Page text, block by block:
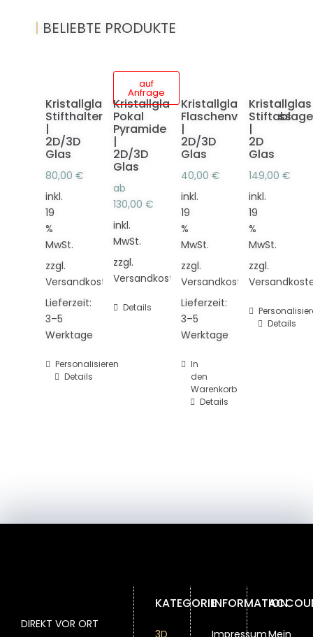
| BELIEBTE PRODUKTE
Kristallglas
Stifthalter
|
2D/3D
Glas
80,00 €
inkl.
19
%
MwSt.
zzgl.
Versandkosten
Lieferzeit:
3–5
Werktage
Personalisieren
Details
auf
Anfrage
Kristallglas
Pokal
Pyramide
|
2D/3D
Glas
ab
130,00 €
inkl.
MwSt.
zzgl.
Versandkosten
Details
Kristallglas
Flaschenverschluss
|
2D/3D
Glas
40,00 €
inkl.
19
%
MwSt.
zzgl.
Versandkosten
Lieferzeit:
3–5
Werktage
In
den
Warenkorb
Details
Kristallglas
Stiftablage
|
2D
Glas
149,00 €
inkl.
19
%
MwSt.
zzgl.
Details
DIREKT VOR ORT
KATEGORIE
3D
INFORMATION
ImpressumMein